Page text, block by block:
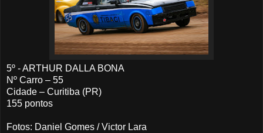
5º - ARTHUR DALLA BONA
Nº Carro – 55
Cidade – Curitiba (PR)
155 pontos
Fotos: Daniel Gomes / Victor Lara